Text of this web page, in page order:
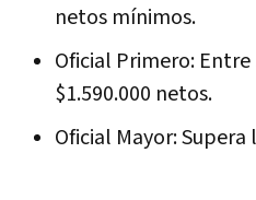
netos mínimos.
Oficial Primero: Entre
$1.590.000 netos.
Oficial Mayor: Supera